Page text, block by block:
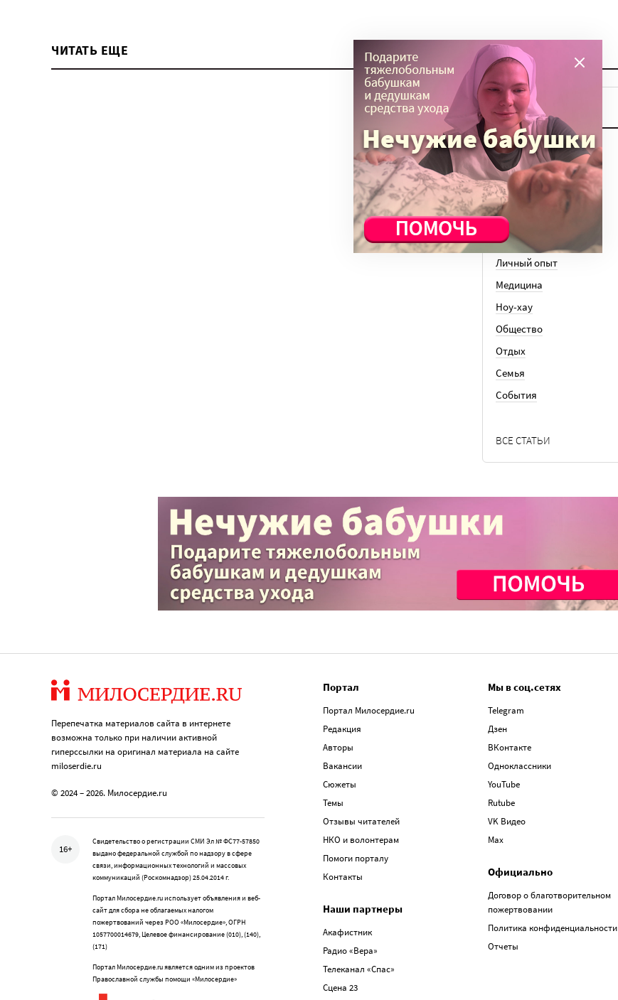
ЧИТАТЬ ЕЩЕ
ТЕМЫ
Вера
Законы
История
Колонки
Кто есть кто
Личный опыт
Медицина
Ноу-хау
Общество
Отдых
Семья
События
ВСЕ СТАТЬИ
Перепечатка материалов сайта в интернете
возможна только при наличии активной
гиперссылки на оригинал материала на сайте
miloserdie.ru
© 2024 – 2026. Милосердие.ru
16+
Свидетельство о регистрации СМИ Эл № ФС77-57850
выдано федеральной службой по надзору в сфере
связи, информационных технологий и массовых
коммуникаций (Роскомнадзор) 25.04.2014 г.
Портал Милосердие.ru использует объявления и веб-
сайт для сбора не облагаемых налогом
пожертвований через РОО «Милосердие», ОГРН
1057700014679, Целевое финансирование (010), (140),
(171)
Портал Милосердие.ru является одним из проектов
Православной службы помощи «Милосердие»
Портал
Портал Милосердие.ru
Редакция
Авторы
Вакансии
Сюжеты
Темы
Отзывы читателей
НКО и волонтерам
Помоги порталу
Контакты
Наши партнеры
Акафистник
Радио «Вера»
Телеканал «Спас»
Сцена 23
Мы в соц.сетях
Telegram
Дзен
ВКонтакте
Одноклассники
YouTube
Rutube
VK Видео
Max
Официально
Договор о благотворительном
пожертвовании
Политика конфиденциальности
Отчеты